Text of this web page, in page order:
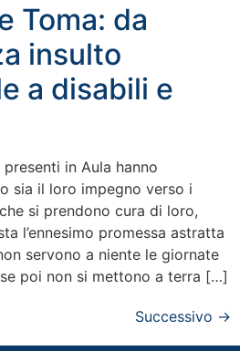
Toma: da
insulto
a disabili e
in Aula hanno
sia il loro impegno verso i
si prendono cura di loro,
l’ennesimo promessa astratta
servono a niente le giornate
poi non si mettono a terra […]
Successivo →